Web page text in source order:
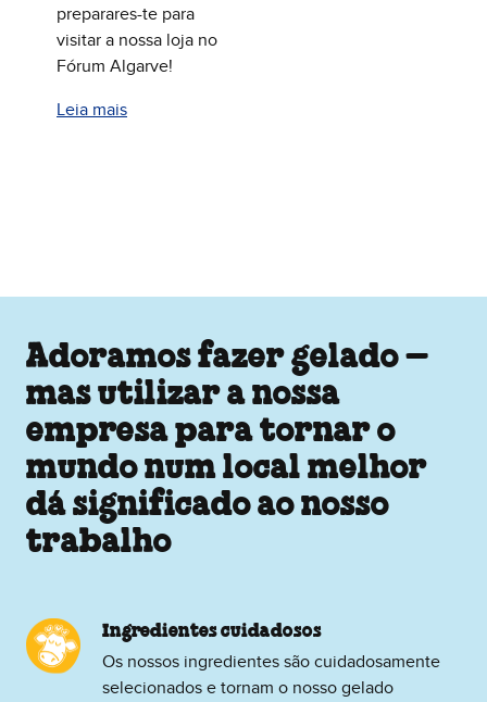
preparares-te para
visitar a nossa loja no
Fórum Algarve!
Leia mais
Adoramos fazer gelado –
mas utilizar a nossa
empresa para tornar o
mundo num local melhor
dá significado ao nosso
trabalho
Ingredientes cuidadosos
Os nossos ingredientes são cuidadosamente
selecionados e tornam o nosso gelado